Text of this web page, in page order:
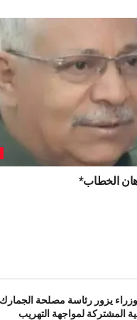
الخطاب*
يزور رئاسة مصلحة
المشتركة لمواجهة التهريب